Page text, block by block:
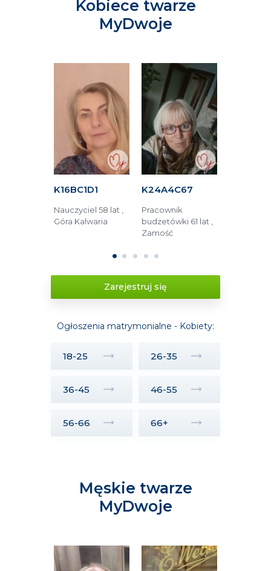
Kobiece twarze
MyDwoje
K16BC1D1
Nauczyciel 58 lat ,
Góra Kalwaria
K24A4C67
Pracownik
budzetówki 61 lat ,
Zamość
1 2 3 4 5
Zarejestruj się
Ogłoszenia matrymonialne - Kobiety:
18-25 26-35
36-45 46-55
56-66 66+
Męskie twarze
MyDwoje